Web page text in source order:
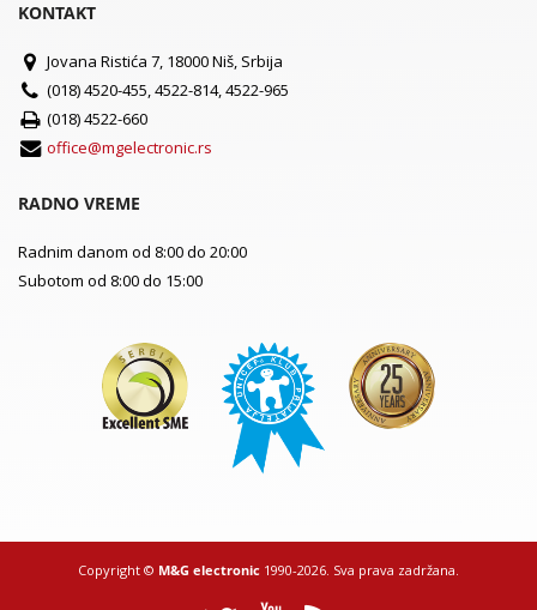
KONTAKT
Jovana Ristića 7, 18000 Niš, Srbija
(018) 4520-455, 4522-814, 4522-965
(018) 4522-660
office@mgelectronic.rs
RADNO VREME
Radnim danom od 8:00 do 20:00
Subotom od 8:00 do 15:00
Copyright © M&G electronic 1990-2026. Sva prava zadržana.